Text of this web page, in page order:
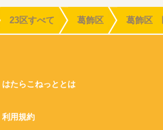
23区すべて 葛飾区 葛飾区
はたらこねっととは
利用規約